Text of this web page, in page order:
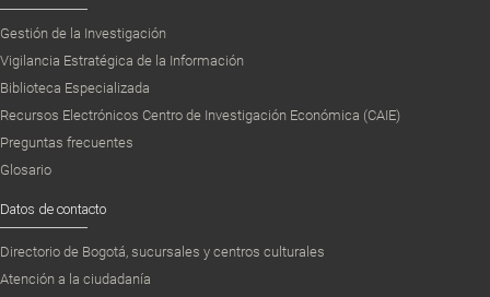
Gestión de la Investigación
Vigilancia Estratégica de la Información
Biblioteca Especializada
Recursos Electrónicos Centro de Investigación Económica (CAIE)
Preguntas frecuentes
Glosario
Datos de contacto
Directorio de Bogotá, sucursales y centros culturales
Atención a la ciudadanía